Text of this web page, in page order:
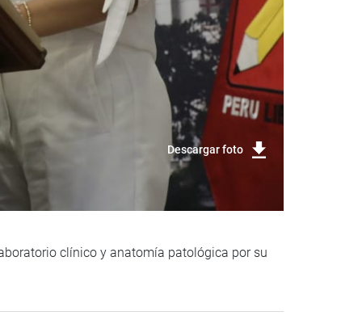
Descargar foto
clínico y anatomía patológica por su